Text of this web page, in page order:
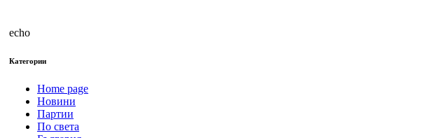
echo
Категории
Home page
Новини
Партии
По света